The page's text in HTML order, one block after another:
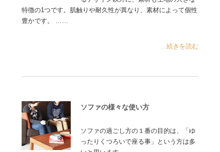
特徴の1つです。肌触りや耐久性が異なり、素材によって個性
豊かです。 ……
...続きを読む
ソファの様々な使い方
ソファの過ごし方の１番の目的は、「ゆ
ったりくつろいで座る事」という方は多